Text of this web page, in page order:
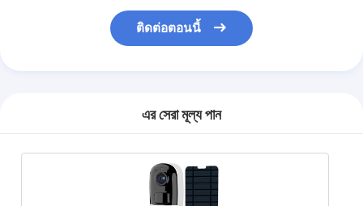
ติดต่อตอนนี้
এর সেরা মূল্য পান